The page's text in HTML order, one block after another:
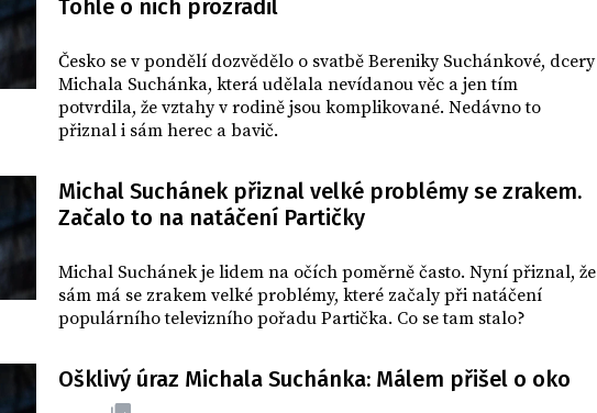
Tohle o nich prozradil
Česko se v pondělí dozvědělo o svatbě Bereniky Suchánkové, dcery
Michala Suchánka, která udělala nevídanou věc a jen tím
potvrdila, že vztahy v rodině jsou komplikované. Nedávno to
přiznal i sám herec a bavič.
Michal Suchánek přiznal velké problémy se zrakem.
Začalo to na natáčení Partičky
Michal Suchánek je lidem na očích poměrně často. Nyní přiznal, že
sám má se zrakem velké problémy, které začaly při natáčení
populárního televizního pořadu Partička. Co se tam stalo?
Ošklivý úraz Michala Suchánka: Málem přišel o oko